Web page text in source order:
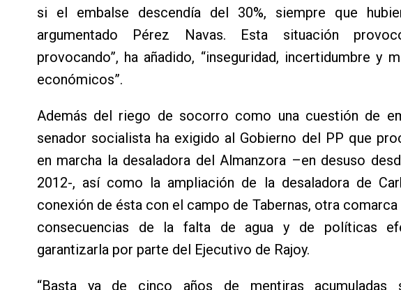
si el embalse descendía del 30%, siempre que
argumentado Pérez Navas. Esta situación
provocando”, ha añadido, “inseguridad, incertidumbre y
económicos”.
Además del riego de socorro como una cuestión de
senador socialista ha exigido al Gobierno del PP que
en marcha la desaladora del Almanzora –en desuso
2012-, así como la ampliación de la desaladora de
conexión de ésta con el campo de Tabernas, otra
consecuencias de la falta de agua y de políticas
garantizarla por parte del Ejecutivo de Rajoy.
“Basta ya de cinco años de mentiras acumuladas